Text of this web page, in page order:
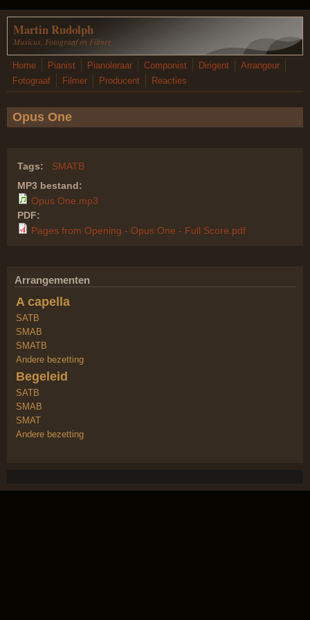
Overslaan en naar de inhoud gaan
Martin Rudolph
Musicus, Fotograaf en Filmer
Home Pianist Pianoleraar Componist Dirigent
Arrangeur
Fotograaf
Filmer Producent Reacties
Opus One
Tags:
SMATB
MP3 bestand:
Opus One.mp3
PDF:
Pages from Opening - Opus One - Full Score.pdf
Arrangementen
A capella
SATB
SMAB
SMATB
Andere bezetting
Begeleid
SATB
SMAB
SMAT
Andere bezetting